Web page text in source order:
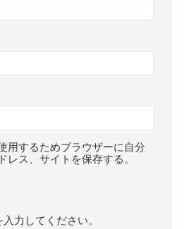
用するためブラウザーに自分
レス、サイトを保存する。
力してください。